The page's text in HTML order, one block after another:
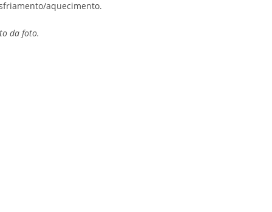
aquecimento.
da foto.